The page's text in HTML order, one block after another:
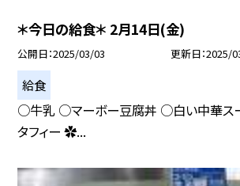
＊今日の給食＊ 2月14日(金)
公開日 2025/03/03 更新日 2025/
給食
○牛乳 ○マーボー豆腐丼 ○白い中華ス
タフィー ✿...